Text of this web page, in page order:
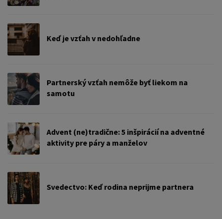
Keď je vzťah v nedohľadne
Partnerský vzťah nemôže byť liekom na
samotu
Advent (ne)tradične: 5 inšpirácií na adventné
aktivity pre páry a manželov
Svedectvo: Keď rodina neprijme partnera